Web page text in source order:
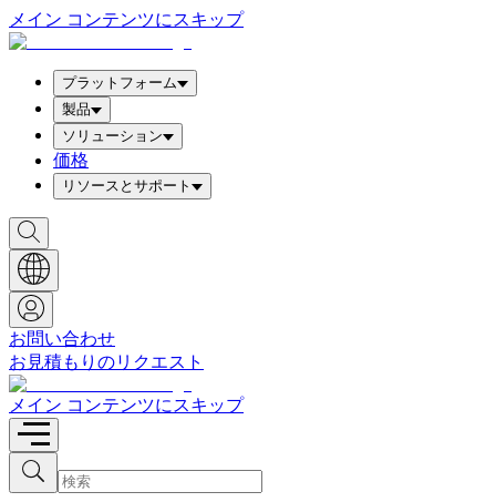
メイン コンテンツにスキップ
プラットフォーム
製品
ソリューション
価格
リソースとサポート
検
索
ボ
ッ
ク
ス
を
表
示
お問い合わせ
お見積もりのリクエスト
メイン コンテンツにスキップ
検
索
検
索